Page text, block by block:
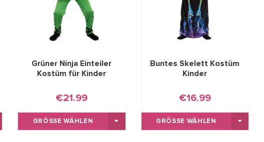
Grüner Ninja Einteiler
Kostüm für Kinder
€21.99
GRÖSSE WÄHLEN
Buntes Skelett Kostüm
Kinder
€16.99
GRÖSSE WÄHLEN